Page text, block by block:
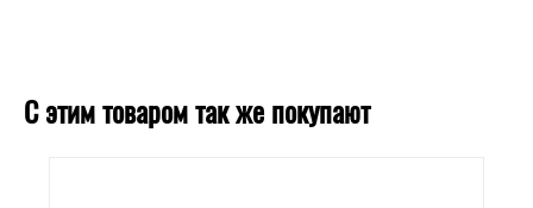
С этим товаром так же покупают